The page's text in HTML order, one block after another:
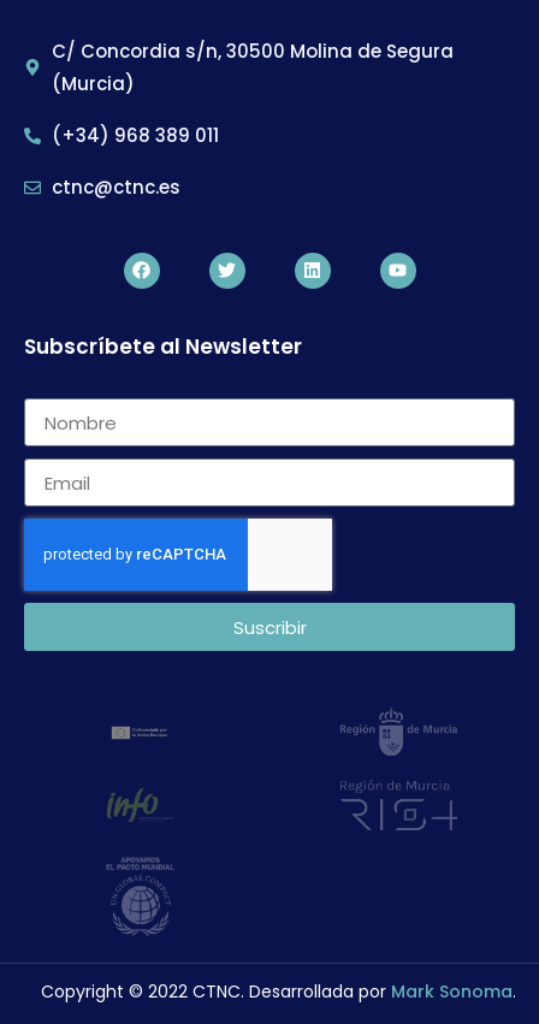
C/ Concordia s/n, 30500 Molina de Segura
(Murcia)
(+34) 968 389 011
ctnc@ctnc.es
Subscríbete al Newsletter
Suscribir
Copyright © 2022 CTNC. Desarrollada por Mark Sonoma.